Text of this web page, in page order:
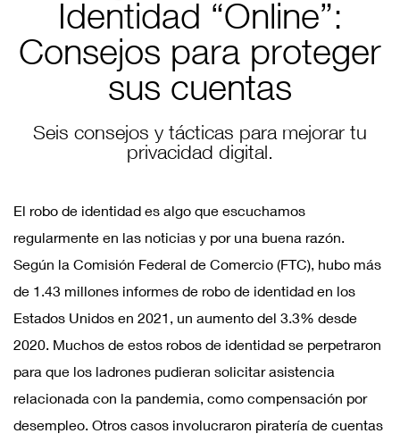
Identidad “Online”:
Consejos para proteger
sus cuentas
Seis consejos y tácticas para mejorar tu
privacidad digital.
El robo de identidad es algo que escuchamos
regularmente en las noticias y por una buena razón.
Según la Comisión Federal de Comercio (FTC), hubo más
de 1.43 millones informes de robo de identidad en los
Estados Unidos en 2021, un aumento del 3.3% desde
2020. Muchos de estos robos de identidad se perpetraron
para que los ladrones pudieran solicitar asistencia
relacionada con la pandemia, como compensación por
desempleo. Otros casos involucraron piratería de cuentas